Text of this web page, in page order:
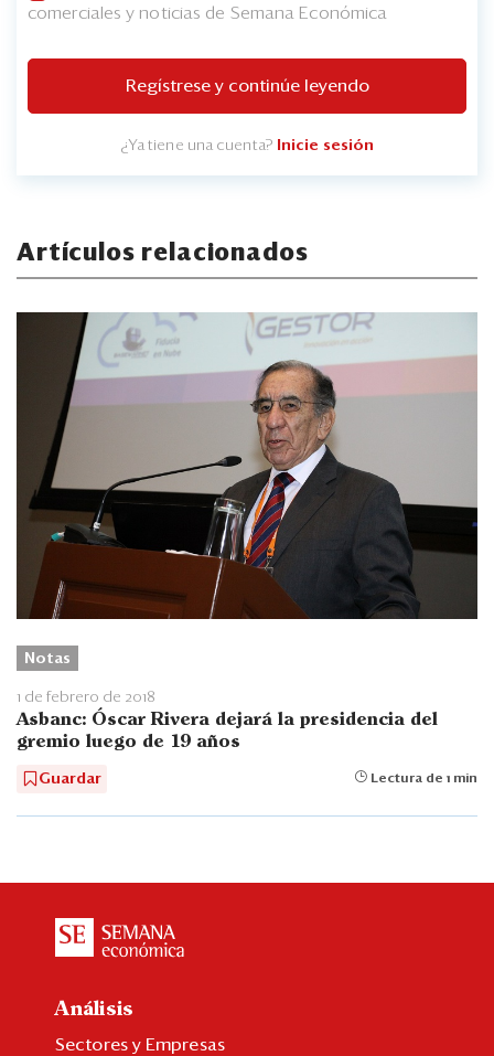
comerciales y noticias de Semana Económica
Regístrese y continúe leyendo
¿Ya tiene una cuenta? Inicie sesión
Artículos relacionados
Notas
1 de febrero de 2018
Asbanc: Óscar Rivera dejará la presidencia del
gremio luego de 19 años
Guardar Lectura de 1 min
Análisis
Sectores y Empresas